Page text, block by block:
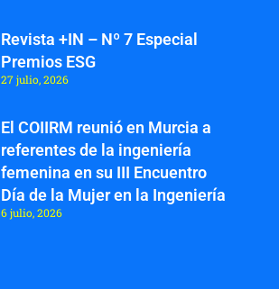
Revista +IN – Nº 7 Especial
Premios ESG
27 julio, 2026
El COIIRM reunió en Murcia a
referentes de la ingeniería
femenina en su III Encuentro
Día de la Mujer en la Ingeniería
6 julio, 2026